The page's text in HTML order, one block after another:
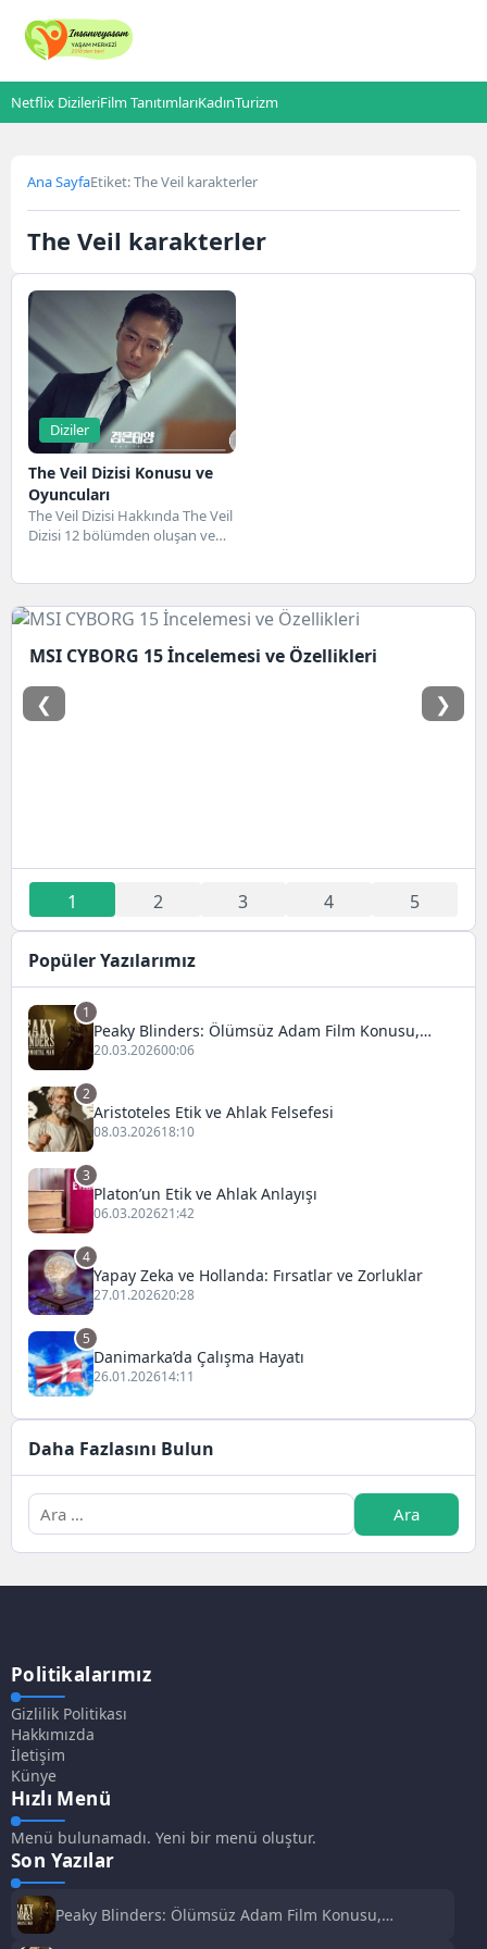
Netflix DizileriFilm TanıtımlarıKadınTurizm
Ana SayfaEtiket: The Veil karakterler
The Veil karakterler
Diziler
The Veil Dizisi Konusu ve
Oyuncuları
The Veil Dizisi Hakkında The Veil
Dizisi 12 bölümden oluşan ve
MSI CYBORG 15 İncelemesi ve Özellikleri
❮ ❯
1 2 3 4 5
Popüler Yazılarımız
1
Peaky Blinders: Ölümsüz Adam Film Konusu,
Oyuncuları ve İnceleme
20.03.202600:06
2
Aristoteles Etik ve Ahlak Felsefesi
08.03.202618:10
3
Platon’un Etik ve Ahlak Anlayışı
06.03.202621:42
4
Yapay Zeka ve Hollanda: Fırsatlar ve Zorluklar
27.01.202620:28
5
Danimarka’da Çalışma Hayatı
26.01.202614:11
Daha Fazlasını Bulun
Politikalarımız
Gizlilik Politikası
Hakkımızda
İletişim
Künye
Hızlı Menü
Menü bulunamadı. Yeni bir menü oluştur.
Son Yazılar
Peaky Blinders: Ölümsüz Adam Film Konusu,